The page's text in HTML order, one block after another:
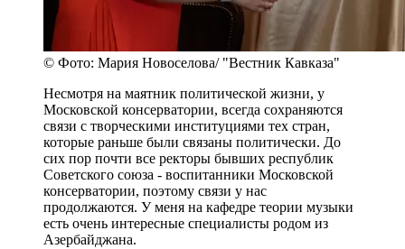
© Фото: Мария Новоселова/ "Вестник Кавказа"
Несмотря на маятник политической жизни, у
Московской консерватории, всегда сохраняются
связи с творческими институциями тех стран,
которые раньше были связаны политически. До
сих пор почти все ректоры бывших республик
Советского союза - воспитанники Московской
консерватории, поэтому связи у нас
продолжаются. У меня на кафедре теории музыки
есть очень интересные специалисты родом из
Азербайджана.